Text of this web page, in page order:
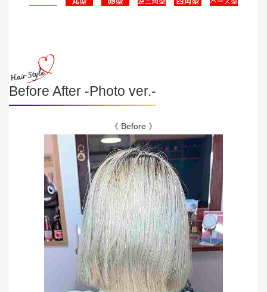
Before After -Photo ver.-
《 Before 》